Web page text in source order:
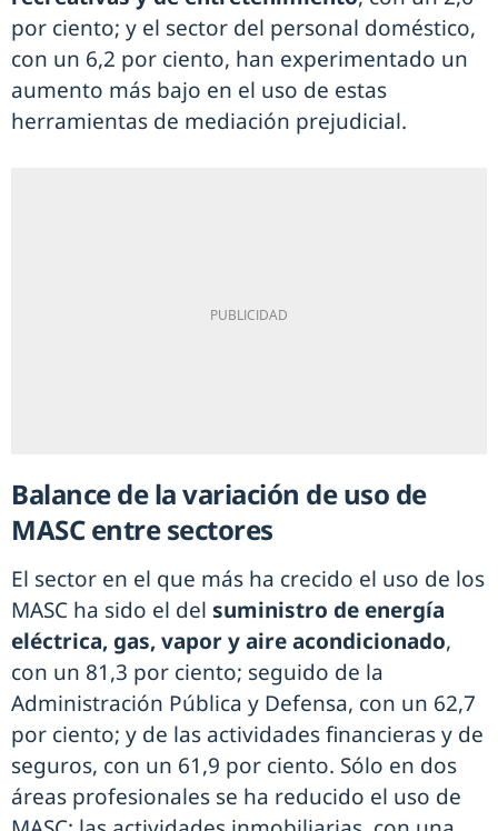
por ciento; y el sector del personal doméstico,
con un 6,2 por ciento, han experimentado un
aumento más bajo en el uso de estas
herramientas de mediación prejudicial.
Balance de la variación de uso de
MASC entre sectores
El sector en el que más ha crecido el uso de los
MASC ha sido el del suministro de energía
eléctrica, gas, vapor y aire acondicionado,
con un 81,3 por ciento; seguido de la
Administración Pública y Defensa, con un 62,7
por ciento; y de las actividades financieras y de
seguros, con un 61,9 por ciento. Sólo en dos
áreas profesionales se ha reducido el uso de